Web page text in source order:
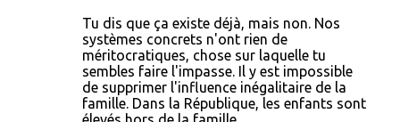
Tu dis que ça existe déjà, mais non. Nos
systèmes concrets n'ont rien de
méritocratiques, chose sur laquelle tu
sembles faire l'impasse. Il y est impossible
de supprimer l'influence inégalitaire de la
famille. Dans la République, les enfants sont